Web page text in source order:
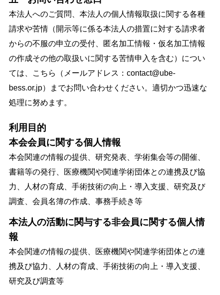
本法人へのご質問、本法人の個人情報取扱に関する各種
請求や苦情（開示等に係る本法人の措置に対する請求者
からの不服の申立の受付、匿名加工情報・仮名加工情報
の作成その他の取扱いに関する苦情申入を含む）につい
ては、こちら（メールアドレス：contact@ube-
bess.or.jp）までお問い合わせください。適切かつ迅速な
処理に努めます。
利用目的
本会会員に関する個人情報
本会関連の情報の提供、研究発表、学術集会等の開催、
書籍等の発行、医療機関や関連学術団体との連携及び協
力、人材の育成、手術技術の向上・導入支援、研究及び
調査、会員名簿の作成、事務手続き等
本法人の活動に関与する非会員に関する個人情
報
本会関連の情報の提供、医療機関や関連学術団体との連
携及び協力、人材の育成、手術技術の向上・導入支援、
研究及び調査等